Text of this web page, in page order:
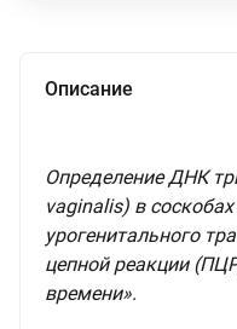
Описание
Определение ДНК
vaginalis) в
урогенитального
цепной реакции
времени».